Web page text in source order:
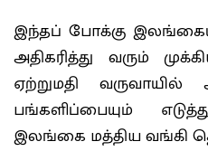
இந்தப் போக்கு
அதிகரித்து வரும்
ஏற்றுமதி
பங்களிப்பையும்
இலங்கை மத்திய வங்கி